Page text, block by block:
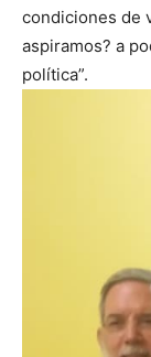
condiciones de
aspiramos? a
política”.